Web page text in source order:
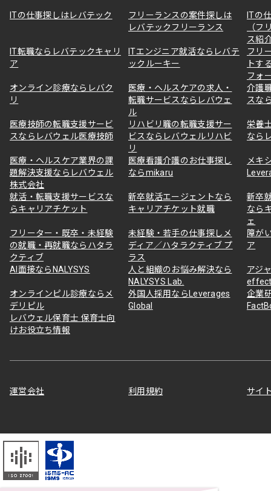
ITの仕事探しはレバテック
フリーランスの案件探しは
レバテックフリーランス
ITの
（フ
ス紹
IT転職ならレバテックキャリ
ア
ITエンジニア就活ならレバテ
ックルーキー
フリ
トす
フォ
オンライン診療ならレバク
リ
医療・ヘルスケアの求人・
転職サービスならレバウェ
ル
介護
スな
医療技師の転職支援サービ
スならレバウェル医療技師
リハビリ職の転職支援サー
ビスならレバウェルリハビ
リ
栄養
なら
医療・ヘルスケア業界の課
題解決支援ならレバウェル
株式会社
医療看護介護のお仕事探し
ならmikaru
メキ
就活・転職支援サービスな
らキャリアチケット
新卒就活エージェントなら
キャリアチケット就職
新卒
なら
ェ
フリーター・既卒・未経験
の就職・再就職ならハタラ
クティブ
未経験・若手の仕事探しメ
ディア／ハタラクティブ プ
ラス
障が
ア
AI面接ならNALYSYS
人と組織のお悩み解決なら
NALYSYS Lab.
アジ
オンラインピル診療ならメ
デリピル
外国人採用ならLeverages
Global
企業
レバウェル保育士 保育士向
けお役立ち情報
運営会社 利用規約 サイ